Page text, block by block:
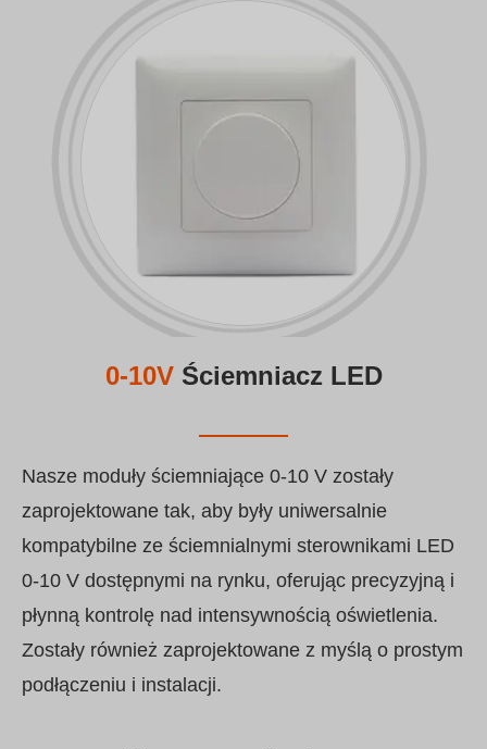
0-10VŚciemniacz LED
Nasze moduły ściemniające 0-10 V zostały
zaprojektowane tak, aby były uniwersalnie
kompatybilne ze ściemnialnymi sterownikami LED
0-10 V dostępnymi na rynku, oferując precyzyjną i
płynną kontrolę nad intensywnością oświetlenia.
Zostały również zaprojektowane z myślą o prostym
podłączeniu i instalacji.